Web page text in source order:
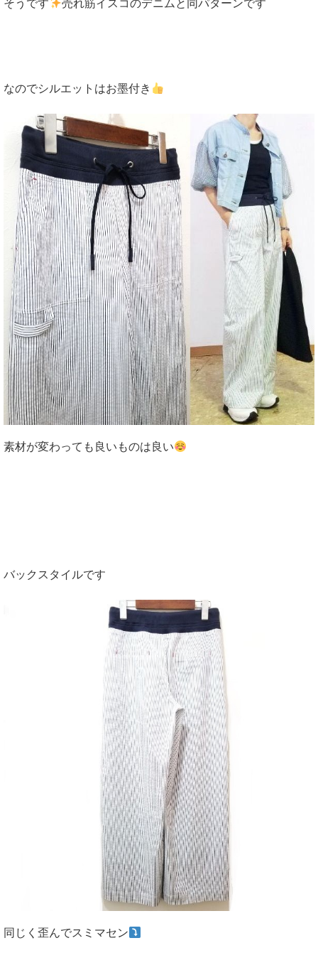
そうです 売れ筋イスコのデニムと同パターンです
なのでシルエットはお墨付き
素材が変わっても良いものは良い
バックスタイルです
同じく歪んでスミマセン